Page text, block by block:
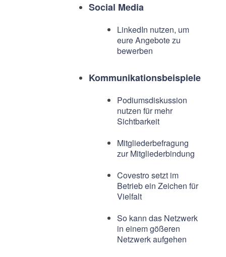
Social Media
LinkedIn nutzen, um
eure Angebote zu
bewerben
Kommunikationsbeispiele
Podiumsdiskussion
nutzen für mehr
Sichtbarkeit
Mitgliederbefragung
zur Mitgliederbindung
Covestro setzt im
Betrieb ein Zeichen für
Vielfalt
So kann das Netzwerk
in einem gößeren
Netzwerk aufgehen